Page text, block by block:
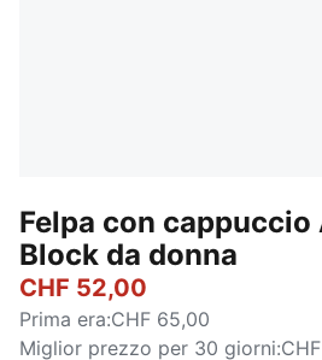
Felpa con cappuccio
Block da donna
CHF 52,00
Prima era:CHF 65,00
Miglior prezzo per 30 giorni: